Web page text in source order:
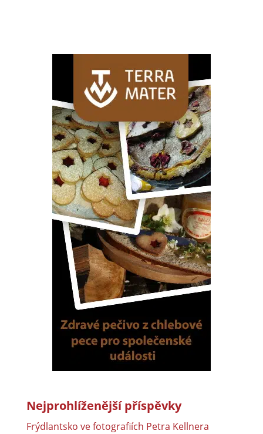
Nejprohlíženější příspěvky
Frýdlantsko ve fotografiích Petra Kellnera